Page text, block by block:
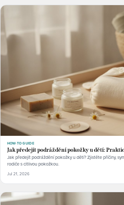
HOW-TO GUIDE
Jak předejít podráždění pokožky u dětí:
Jak předejít podráždění pokožky u dětí? Zjistěte příčiny,
rodiče s citlivou pokožkou.
Jul 21, 2026